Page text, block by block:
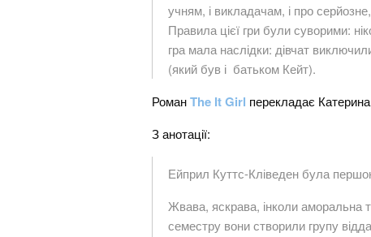
учням, і викладачам, і про
Правила цієї гри були суворими:
гра мала наслідки: дівчат
(який був і батьком Кейт).
РоманThe It Girl перекладає
З анотації:
Ейприл Куттс-Кліведен була
Жвава, яскрава, інколи аморальна
семестру вони створили групу